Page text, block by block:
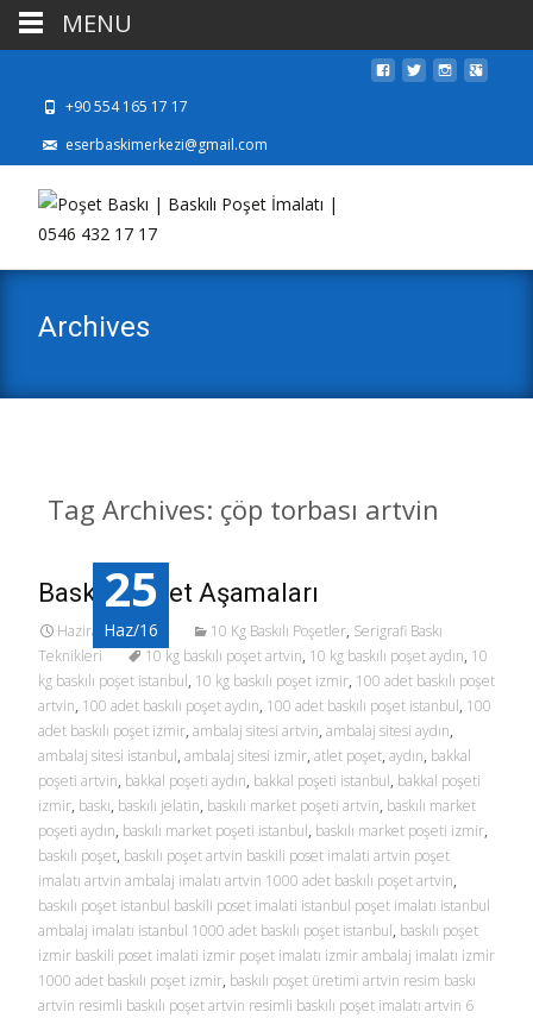
+90 554 165 17 17
eserbaskimerkezi@gmail.com
Archives
Tag Archives: çöp torbası artvin
25
Haz/16
Baskılı Poşet Aşamaları
Haziran 25, 2016 10 Kg Baskılı Poşetler, Serigrafi Baskı
Teknikleri
10 kg baskılı poşet artvin, 10 kg baskılı poşet aydın, 10
kg baskılı poşet istanbul, 10 kg baskılı poşet izmir, 100 adet baskılı poşet
artvin, 100 adet baskılı poşet aydın, 100 adet baskılı poşet istanbul, 100
adet baskılı poşet izmir, ambalaj sitesi artvin, ambalaj sitesi aydın,
ambalaj sitesi istanbul, ambalaj sitesi izmir, atlet poşet, aydın, bakkal
poşeti artvin, bakkal poşeti aydın, bakkal poşeti istanbul, bakkal poşeti
izmir, baskı, baskılı jelatin, baskılı market poşeti artvin, baskılı market
poşeti aydın, baskılı market poşeti istanbul, baskılı market poşeti izmir,
baskılı poşet, baskılı poşet artvin baskili poset imalati artvin poşet
imalatı artvin ambalaj imalatı artvin 1000 adet baskılı poşet artvin,
baskılı poşet istanbul baskili poset imalati istanbul poşet imalatı istanbul
ambalaj imalatı istanbul 1000 adet baskılı poşet istanbul, baskılı poşet
izmir baskili poset imalati izmir poşet imalatı izmir ambalaj imalatı izmir
1000 adet baskılı poşet izmir, baskılı poşet üretimi artvin resim baskı
artvin resimli baskılı poşet artvin resimli baskılı poşet imalatı artvin 6
MENU